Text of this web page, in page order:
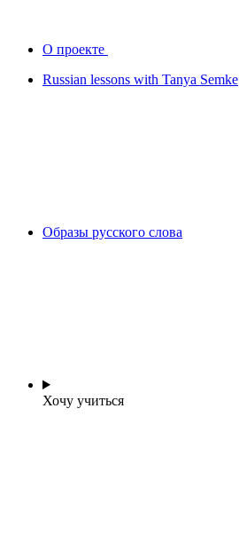
О проекте
Russian lessons with Tanya Semke
Образы русского слова
Хочу учиться